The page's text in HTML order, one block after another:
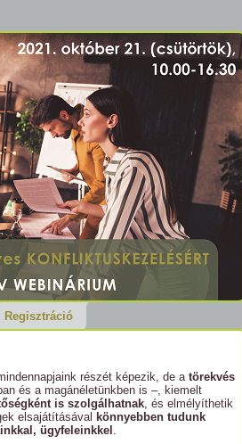
Regisztráció
részét képezik, de a törekvés
és a magánéletünkben is –, kiemelt
is szolgálhatnak , és elmélyíthetik
elsajátításával könnyebben tudunk
ügyfeleinkkel